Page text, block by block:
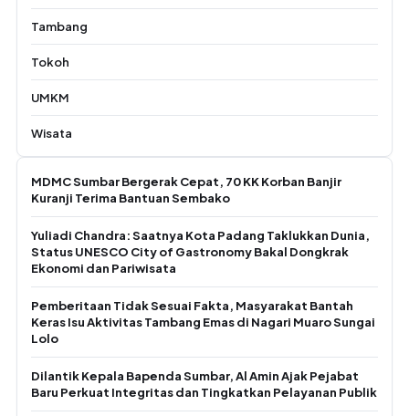
Tambang
Tokoh
UMKM
Wisata
MDMC Sumbar Bergerak Cepat, 70 KK Korban Banjir
Kuranji Terima Bantuan Sembako
Yuliadi Chandra: Saatnya Kota Padang Taklukkan Dunia,
Status UNESCO City of Gastronomy Bakal Dongkrak
Ekonomi dan Pariwisata
Pemberitaan Tidak Sesuai Fakta, Masyarakat Bantah
Keras Isu Aktivitas Tambang Emas di Nagari Muaro Sungai
Lolo
Dilantik Kepala Bapenda Sumbar, Al Amin Ajak Pejabat
Baru Perkuat Integritas dan Tingkatkan Pelayanan Publik